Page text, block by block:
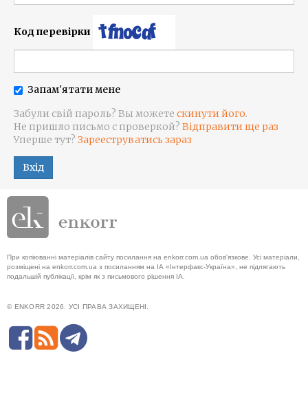
Код перевірки
Запам'ятати мене
Забули свій пароль? Вы можете скинути його.
Не пришло письмо с проверкой? Відправити ще раз
Уперше тут? Зарееструватись зараз
Вхід
При копіюванні матеріалів сайту посилання на enkorr.com.ua обов'язкове. Усі матеріали,
розміщені на enkorr.com.ua з посиланням на ІА «Інтерфакс-Україна», не підлягають
подальшій публікації, крім як з письмового рішення ІА.
© ENKORR 2026. УСІ ПРАВА ЗАХИЩЕНІ.